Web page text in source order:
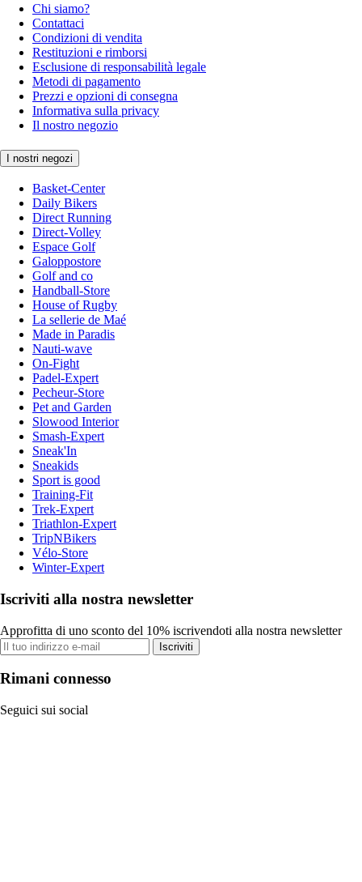
Chi siamo?
Contattaci
Condizioni di vendita
Restituzioni e rimborsi
Esclusione di responsabilità legale
Metodi di pagamento
Prezzi e opzioni di consegna
Informativa sulla privacy
Il nostro negozio
I nostri negozi
Basket-Center
Daily Bikers
Direct Running
Direct-Volley
Espace Golf
Galoppostore
Golf and co
Handball-Store
House of Rugby
La sellerie de Maé
Made in Paradis
Nauti-wave
On-Fight
Padel-Expert
Pecheur-Store
Pet and Garden
Slowood Interior
Smash-Expert
Sneak'In
Sneakids
Sport is good
Training-Fit
Trek-Expert
Triathlon-Expert
TripNBikers
Vélo-Store
Winter-Expert
Iscriviti alla nostra newsletter
Approfitta di uno sconto del 10% iscrivendoti alla nostra newsletter
Iscriviti
Rimani connesso
Seguici sui social